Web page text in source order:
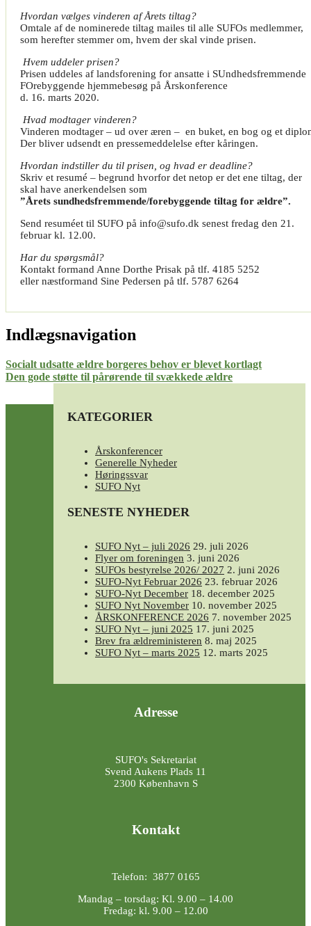
Hvordan vælges vinderen af Årets tiltag?
Omtale af de nominerede tiltag mailes til alle SUFOs medlemmer,
som herefter stemmer om, hvem der skal vinde prisen.
Hvem uddeler prisen?
Prisen uddeles af landsforening for ansatte i SUndhedsfremmende
FOrebyggende hjemmebesøg på Årskonference
d. 16. marts 2020.
Hvad modtager vinderen?
Vinderen modtager – ud over æren – en buket, en bog og et
Der bliver udsendt en pressemeddelelse efter kåringen.
Hvordan indstiller du til prisen, og hvad er deadline?
Skriv et resumé – begrund hvorfor det netop er det ene tiltag, der
skal have anerkendelsen som
”Årets sundhedsfremmende/forebyggende tiltag for ældre”.
Send resuméet til SUFO på info@sufo.dk senest fredag den 21.
februar kl. 12.00.
Har du spørgsmål?
Kontakt formand Anne Dorthe Prisak på tlf. 4185 5252
eller næstformand Sine Pedersen på tlf. 5787 6264
Indlægsnavigation
Socialt udsatte ældre borgeres behov er blevet kortlagt
Den gode støtte til pårørende til svækkede ældre
KATEGORIER
Årskonferencer
Generelle Nyheder
Høringssvar
SUFO Nyt
SENESTE NYHEDER
SUFO Nyt – juli 2026 29. juli 2026
Flyer om foreningen 3. juni 2026
SUFOs bestyrelse 2026/ 2027 2. juni 2026
SUFO-Nyt Februar 2026 23. februar 2026
SUFO-Nyt December 18. december 2025
SUFO Nyt November 10. november 2025
ÅRSKONFERENCE 2026 7. november 2025
SUFO Nyt – juni 2025 17. juni 2025
Brev fra ældreministeren 8. maj 2025
SUFO Nyt – marts 2025 12. marts 2025
Adresse
SUFO's Sekretariat
Svend Aukens Plads 11
2300 København S
Kontakt
Telefon: 3877 0165
Mandag – torsdag: Kl. 9.00 – 14.00
Fredag: kl. 9.00 – 12.00